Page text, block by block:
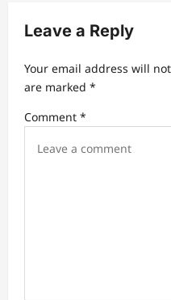
Leave a Reply
Your email address will
are marked *
Comment *